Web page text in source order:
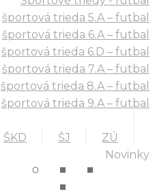
športová trieda 5.A – futbal
športová trieda 6.A – futbal
športová trieda 6.D – futbal
športová trieda 7.A – futbal
športová trieda 8.A – futbal
športová trieda 9.A – futbal
ŠKD ŠJ ZÚ
Novinky